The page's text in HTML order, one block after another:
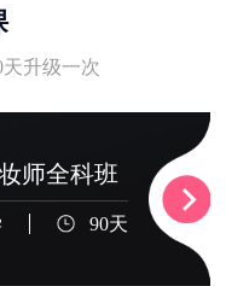
升级一次
师全科班
90天